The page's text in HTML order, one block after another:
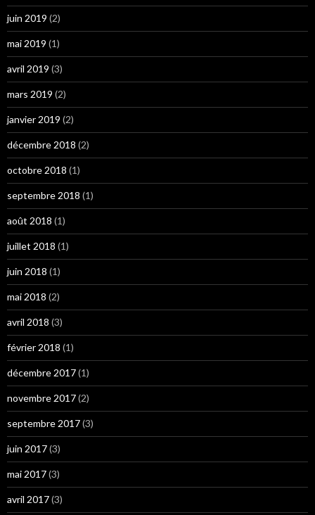
juin 2019 (2)
mai 2019 (1)
avril 2019 (3)
mars 2019 (2)
janvier 2019 (2)
décembre 2018 (2)
octobre 2018 (1)
septembre 2018 (1)
août 2018 (1)
juillet 2018 (1)
juin 2018 (1)
mai 2018 (2)
avril 2018 (3)
février 2018 (1)
décembre 2017(1)
novembre 2017(2)
septembre 2017(3)
juin 2017(3)
mai 2017(3)
avril 2017(3)